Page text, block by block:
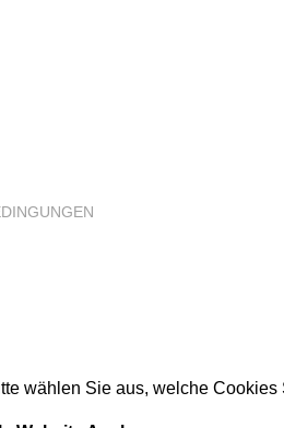
wählen Sie aus, welche Cookies